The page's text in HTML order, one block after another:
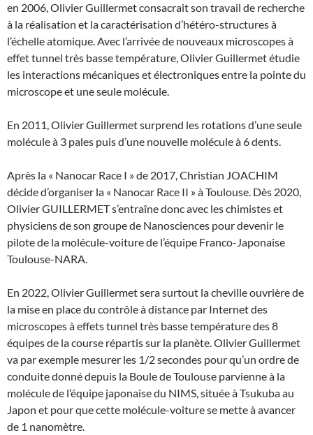
en 2006, Olivier Guillermet consacrait son travail de recherche
à la réalisation et la caractérisation d’hétéro-structures à
l’échelle atomique. Avec l’arrivée de nouveaux microscopes à
effet tunnel très basse température, Olivier Guillermet étudie
les interactions mécaniques et électroniques entre la pointe du
microscope et une seule molécule.
En 2011, Olivier Guillermet surprend les rotations d’une seule
molécule à 3 pales puis d’une nouvelle molécule à 6 dents.
Après la « Nanocar Race I » de 2017, Christian JOACHIM
décide d’organiser la « Nanocar Race II » à Toulouse. Dès 2020,
Olivier GUILLERMET s’entraîne donc avec les chimistes et
physiciens de son groupe de Nanosciences pour devenir le
pilote de la molécule-voiture de l’équipe Franco-Japonaise
Toulouse-NARA.
En 2022, Olivier Guillermet sera surtout la cheville ouvrière de
la mise en place du contrôle à distance par Internet des
microscopes à effets tunnel très basse température des 8
équipes de la course répartis sur la planète. Olivier Guillermet
va par exemple mesurer les 1/2 secondes pour qu’un ordre de
conduite donné depuis la Boule de Toulouse parvienne à la
molécule de l’équipe japonaise du NIMS, située à Tsukuba au
Japon et pour que cette molécule-voiture se mette à avancer
de 1 nanomètre.